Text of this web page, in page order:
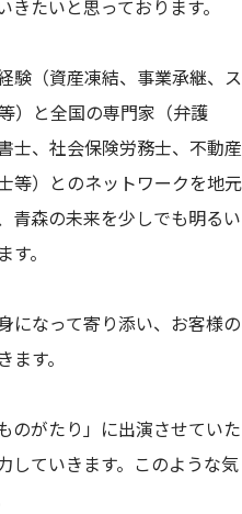
たいと思っております。
験（資産凍結、事業承継、ス
）と全国の専門家（弁護
士、社会保険労務士、不動産
等）とのネットワークを地元
青森の未来を少しでも明るい
。
になって寄り添い、お客様の
す。
のがたり」に出演させていた
していきます。このような気